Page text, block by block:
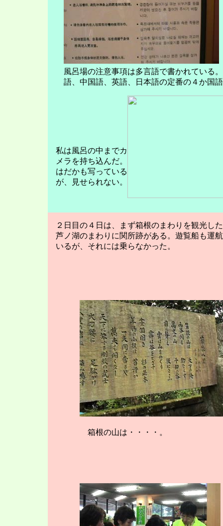
風呂場の注意事項は多言語で書かれている
語、中国語、英語、日本語の定番の４か国
私は風呂の中までカ
メラを持ち込んだ。
はだかも写っている
が、見せられない。
２日目の４日は、まず箱根のまわりを観光し
芦ノ湖のまわりに関所跡がある。遊覧船も運
いるが、それには乗らなかった。
箱根の山は・・・・。